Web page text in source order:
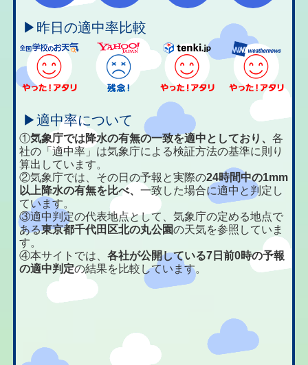
▶昨日の適中率比較
▶適中率について
①気象庁では降水の有無の一致を適中としており、各
社の「適中率」は気象庁による検証方法の基準に則り
算出しています。
②気象庁では、その日の予報と実際の24時間中の1mm
以上降水の有無を比べ、一致した場合に適中と判定し
ています。
③適中判定の代表地点として、気象庁の定める地点で
ある東京都千代田区北の丸公園の天気を参照していま
す。
④本サイトでは、各社が公開している7日前0時の予報
の適中判定の結果を比較しています。